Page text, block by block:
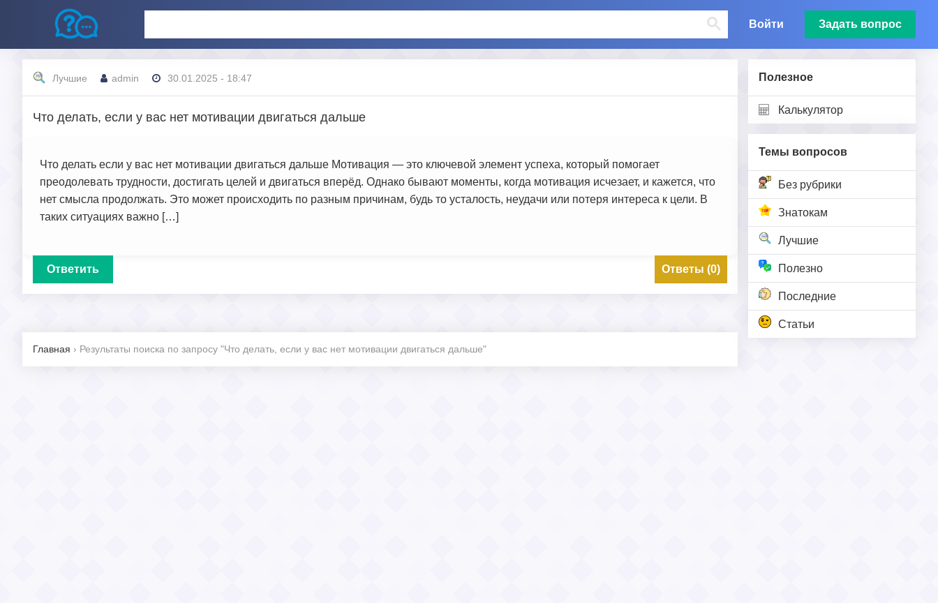
Войти Задать вопрос
Полезное
Калькулятор
Темы вопросов
Без рубрики
Знатокам
Лучшие
Полезно
Последние
Статьи
Лучшие admin 30.01.2025 - 18:47
Что делать, если у вас нет мотивации двигаться дальше
Что делать если у вас нет мотивации двигаться дальше Мотивация — это ключевой элемент успеха, который помогает
преодолевать трудности, достигать целей и двигаться вперёд. Однако бывают моменты, когда мотивация исчезает, и кажется, что
нет смысла продолжать. Это может происходить по разным причинам, будь то усталость, неудачи или потеря интереса к цели. В
таких ситуациях важно […]
Ответить Ответы (0)
Главная › Результаты поиска по запросу "Что делать, если у вас нет мотивации двигаться дальше"